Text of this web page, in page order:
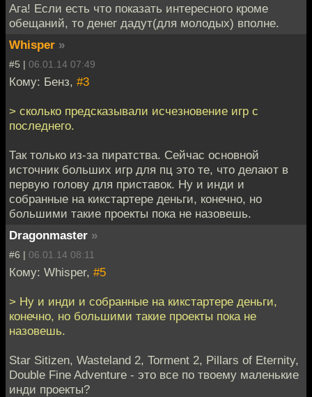
Ага! Если есть что показать интересного кроме
обещаний, то денег дадут(для молодых) вполне.
Whisper »
#5 | 06.01.14 07:49
Кому: Бенз, #3
> сколько предсказывали исчезновение игр с
последнего.
Так только из-за пиратства. Сейчас основной
источник больших игр для пц это те, что делают в
первую голову для приставок. Ну и инди и
собранные на кикстартере деньги, конечно, но
большими такие проекты пока не назовешь.
Dragonmaster »
#6 | 06.01.14 08:11
Кому: Whisper, #5
> Ну и инди и собранные на кикстартере деньги,
конечно, но большими такие проекты пока не
назовешь.
Star Sitizen, Wasteland 2, Torment 2, Pillars of Eternity,
Double Fine Adventure - это все по твоему маленькие
инди проекты?